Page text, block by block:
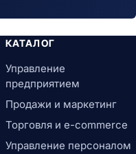
КАТАЛОГ
Управление
предприятием
Продажи и маркетинг
Торговля и e-commerce
Управление персоналом